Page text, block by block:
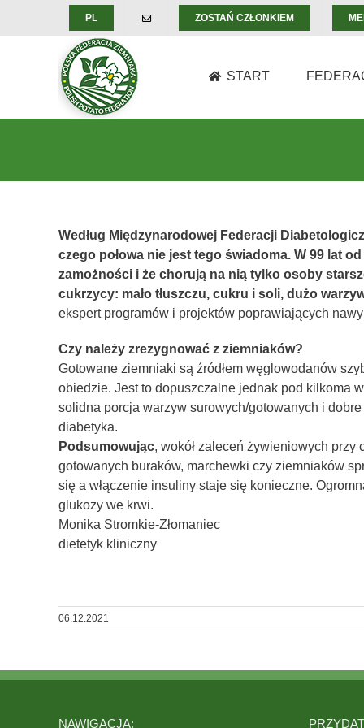
PL ZOSTAŃ CZŁONKIEM
START
Według Międzynarodowej Federacji
czego połowa nie jest tego świadoma. W 99 lat
zamożności i że chorują na nią tylko osoby
cukrzycy: mało tłuszczu, cukru i soli, dużo
ekspert programów i projektów poprawiających
Czy należy zrezygnować z ziemniaków?
Gotowane ziemniaki są źródłem węglowodanów
obiedzie. Jest to dopuszczalne jednak pod kilkoma
solidna porcja warzyw surowych/gotowanych i
diabetyka.
Podsumowując, wokół zaleceń żywieniowych
gotowanych buraków, marchewki czy ziemniaków
się a włączenie insuliny staje się konieczne.
glukozy we krwi.
Monika Stromkie-Złomaniec
dietetyk kliniczny
06.12.2021
NAWIGACJA: